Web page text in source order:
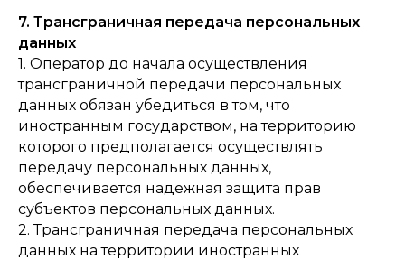
7. Трансграничная передача персональных
данных
1. Оператор до начала осуществления
трансграничной передачи персональных
данных обязан убедиться в том, что
иностранным государством, на территорию
которого предполагается осуществлять
передачу персональных данных,
обеспечивается надежная защита прав
субъектов персональных данных.
2. Трансграничная передача персональных
данных на территории иностранных